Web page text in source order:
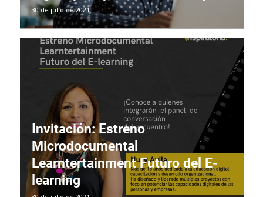
30 de julio de 2021
Invitación: Estreno
Microdocumental
Learntertainment Futuro del E-
learning